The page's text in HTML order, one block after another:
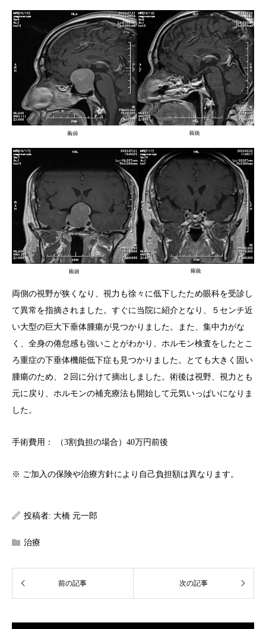
両側の視野が狭くなり、視力も徐々に低下したため眼科を受診し
て異常を指摘されました。すぐに当院に紹介となり、５センチ近
い大型の巨大下垂体腫瘍が見つかりました。また、集中力がな
く、全身の倦怠感も強いことがわかり、ホルモン検査をしたとこ
ろ重症の下垂体機能低下症も見つかりました。とても大きく固い
腫瘍のため、２回に分けて摘出しました。術後は視野、視力とも
元に戻り、ホルモンの補充療法も開始して元気いっぱいになりま
した。
手術費用： （3割負担の場合）40万円前後
※ ご加入の保険や治療方針により自己負担額は異なります。
投稿者: 大橋 元一郎
治療